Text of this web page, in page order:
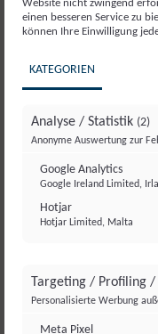
15% Rabatt
10% Rabatt
Partner
Preise pro
wir keine weiteren
können pro
genommen
Website nicht zwingend
einen besseren Service zu
können Ihre Einwilligung
KATEGORIEN
Analyse / Statistik (2)
Anonyme Auswertung zur
Google Analytics
Google Ireland Limited,
Hotjar
Hotjar Limited, Malta
Targeting / Profiling /
Personalisierte Werbung
Meta Pixel